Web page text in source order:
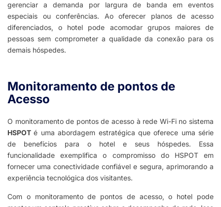
gerenciar a demanda por largura de banda em eventos
especiais ou conferências. Ao oferecer planos de acesso
diferenciados, o hotel pode acomodar grupos maiores de
pessoas sem comprometer a qualidade da conexão para os
demais hóspedes.
Monitoramento de pontos de
Acesso​
O monitoramento de pontos de acesso à rede Wi-Fi no sistema
HSPOTé uma abordagem estratégica que oferece uma série
de benefícios para o hotel e seus hóspedes. Essa
funcionalidade exemplifica o compromisso do HSPOT em
fornecer uma conectividade confiável e segura, aprimorando a
experiência tecnológica dos visitantes.
Com o monitoramento de pontos de acesso, o hotel pode